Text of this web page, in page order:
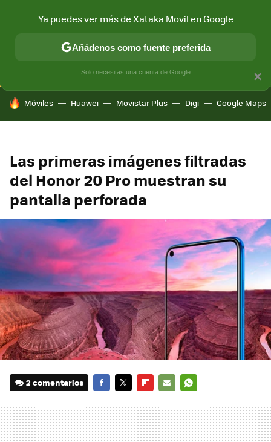
CONECTIVIDAD MÓVIL Y SOCIEDAD APLICACIONES
HOY SE HABLA DE
Móviles Huawei Movistar Plus Digi Google Maps
Las primeras imágenes filtradas
del Honor 20 Pro muestran su
pantalla perforada
2 comentarios
MAIL
×
Ya puedes ver más de Xataka Movil en Google
Añádenos como fuente preferida
Solo necesitas una cuenta de Google